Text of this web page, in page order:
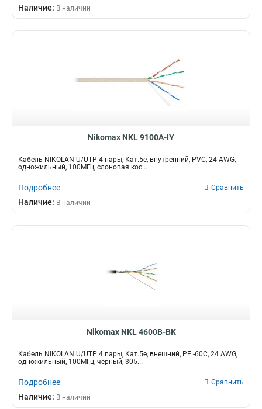
Наличие: В наличии
Nikomax NKL 9100A-IY
Кабель NIKOLAN U/UTP 4 пары, Кат.5e, внутренний, PVC, 24 AWG,
одножильный, 100МГц, слоновая кос...
Подробнее Сравнить
Наличие: В наличии
Nikomax NKL 4600B-BK
Кабель NIKOLAN U/UTP 4 пары, Кат.5е, внешний, PE -60C, 24 AWG,
одножильный, 100МГц, черный, 305...
Подробнее Сравнить
Наличие: В наличии